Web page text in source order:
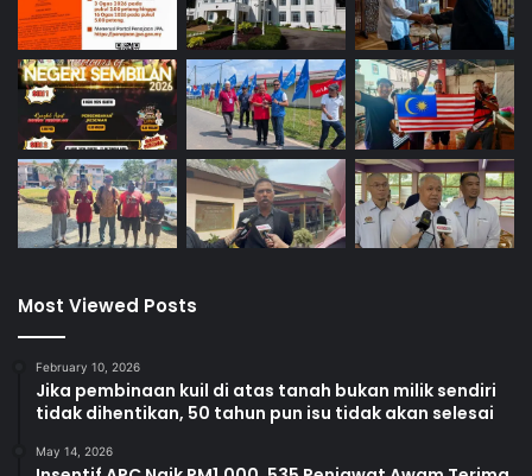
Most Viewed Posts
February 10, 2026
Jika pembinaan kuil di atas tanah bukan milik sendiri
tidak dihentikan, 50 tahun pun isu tidak akan selesai
May 14, 2026